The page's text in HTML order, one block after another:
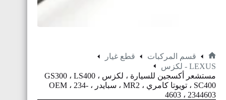
قسم المركبات
قطع غيار
LEXUS - لكزس
مستشعر أكسجين للسيارة ، لكزس GS300 ، LS400 ،
SC400 ، تويوتا كامري ، MR2 ، سبايدر ، OEM ، 234-
4603 ، 2344603